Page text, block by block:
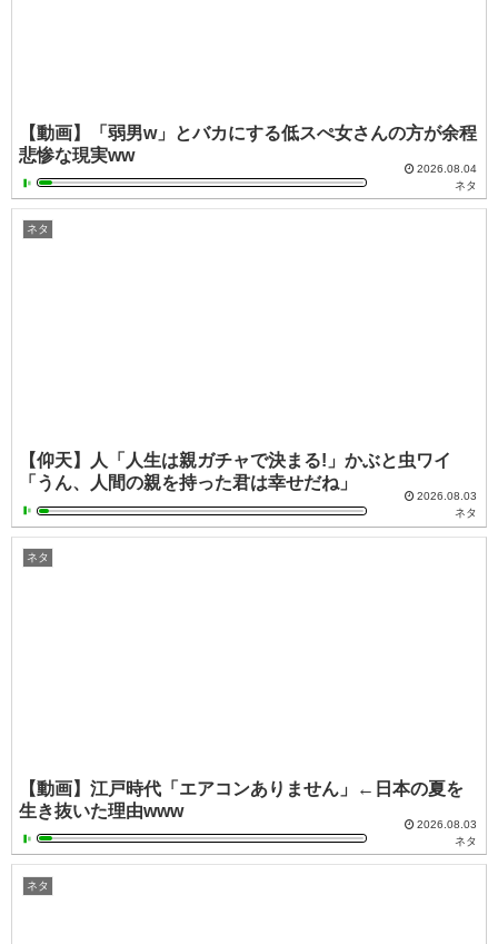
【動画】「弱男w」とバカにする低スぺ女さんの方が余程
悲惨な現実ww
2026.08.04
ネタ
ネタ
【仰天】人「人生は親ガチャで決まる!」かぶと虫ワイ
「うん、人間の親を持った君は幸せだね」
2026.08.03
ネタ
ネタ
【動画】江戸時代「エアコンありません」←日本の夏を
生き抜いた理由www
2026.08.03
ネタ
ネタ